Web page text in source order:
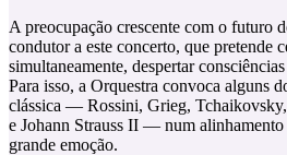
A preocupação crescente com o futuro
condutor a este concerto, que pretende
simultaneamente, despertar
Para isso, a Orquestra convoca alguns
clássica — Rossini, Grieg,
e Johann Strauss II — num alinhamento
grande emoção.